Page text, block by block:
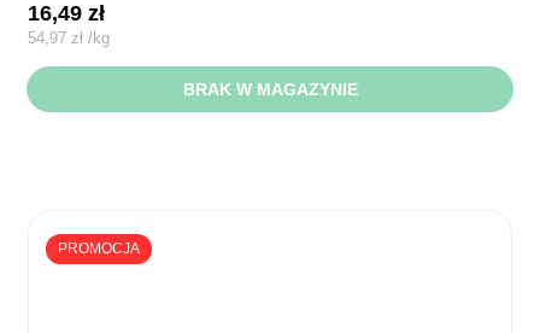
16,49zł
54,97zł /kg
BRAK W MAGAZYNIE
PROMOCJA